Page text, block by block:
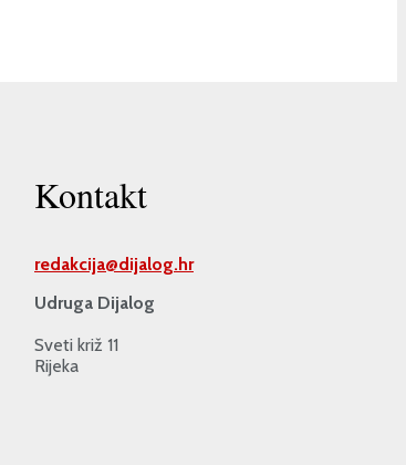
Kontakt
redakcija@dijalog.hr
Udruga Dijalog
Sveti križ 11
Rijeka